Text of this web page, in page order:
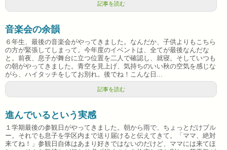
記事を読む
音楽会の余韻
６年生、最後の音楽会がやってきました。なんだか、子供よりもこちら
の方が緊張してしまって。今年度のイベントは、全てが最後なんだな
と。前夜、息子が舞台に立つ位置を二人で確認し、就寝。そしていつも
の朝がやってきました。青空を見上げ、気持ちのいい秋の空気を感じな
がら、ハイタッチをしてお別れ。後でね！こんな日...
記事を読む
進んでいるという実感
１学期最後の参観日がやってきました。朝から雨で、ちょっとだけブル
ー。それでも息子を学区内まで送り届けると伝えてきて。「ママ、絶対
来てね！」参観日自体はあまり好きではないのだけど、ママには来てほ